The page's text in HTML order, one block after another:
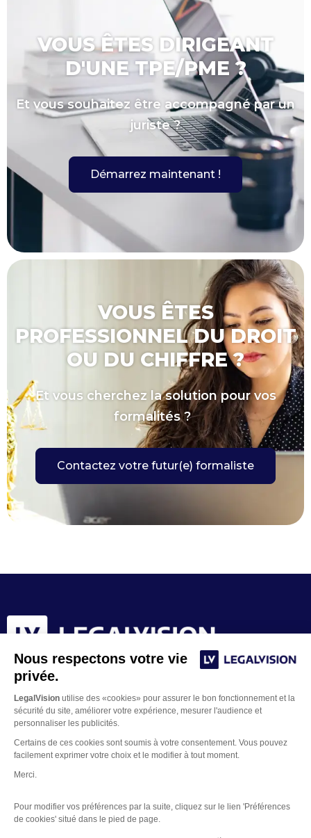
Nous respectons votre vie
privée.
LegalVision utilise des «cookies» pour assurer le bon fonctionnement et la
sécurité du site, améliorer votre expérience, mesurer l'audience et
personnaliser les publicités.
Certains de ces cookies sont soumis à votre consentement. Vous pouvez
facilement exprimer votre choix et le modifier à tout moment.
Merci.
Pour modifier vos préférences par la suite, cliquez sur le lien 'Préférences
de cookies' situé dans le pied de page.
VOUS ÊTES DIRIGEANT
D'UNE TPE/PME ?
Et vous souhaitez être accompagné par un
juriste ?
Démarrez maintenant !
VOUS ÊTES
PROFESSIONNEL DU DROIT
OU DU CHIFFRE ?
Et vous cherchez la solution pour vos
formalités ?
Contactez votre futur(e) formaliste
Mentions Légales